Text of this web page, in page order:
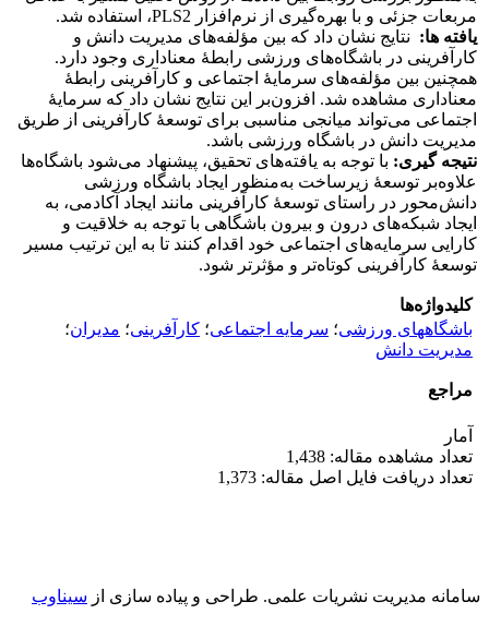
مربعات جزئی و با بهره‌گیری از نرم‌افزار PLS2، استفاده شد.
یافته ها: نتایج نشان داد که بین مؤلفه‌های مدیریت دانش و
کارآفرینی در باشگاه‌های ورزشی رابطۀ معنا‌داری وجود دارد.
همچنین بین مؤلفه‌های سرمایۀ اجتماعی و کارآفرینی رابطۀ
معناداری مشاهده شد. افزون‌بر این نتایج نشان داد که سرمایۀ
اجتماعی می‌تواند میانجی مناسبی برای توسعۀ کارآفرینی از طریق
مدیریت دانش در باشگاه ورزشی باشد.
نتیجه گیری: با توجه به یافته‌های تحقیق، پیشنهاد می‌شود باشگاه‌ها
علاوه‌بر توسعۀ زیرساخت به‌منظور ایجاد باشگاه ورزشی
دانش‌محور در راستای توسعۀ کارآفرینی مانند ایجاد آکادمی، به
ایجاد شبکه‌های درون و بیرون باشگاهی با توجه به خلاقیت و
کارایی سرمایه‌های اجتماعی خود اقدام کنند تا به این ترتیب مسیر
توسعۀ کارآفرینی کوتاه‌تر و مؤثرتر شود.
کلیدواژه‌ها
باشگاههای ورزشی؛ سرمایه اجتماعی؛ کارآفرینی؛ مدیران؛
مدیریت دانش
مراجع
آمار
تعداد مشاهده مقاله: 1,438
تعداد دریافت فایل اصل مقاله: 1,373
سامانه مدیریت نشریات علمی. طراحی و پیاده سازی از سیناوب